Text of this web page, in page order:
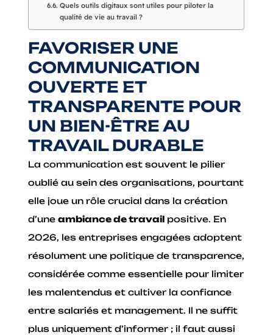
Quels outils digitaux sont utiles pour piloter la
qualité de vie au travail ?
FAVORISER UNE
COMMUNICATION
OUVERTE ET
TRANSPARENTE POUR
UN BIEN-ÊTRE AU
TRAVAIL DURABLE
La communication est souvent le pilier
oublié au sein des organisations, pourtant
elle joue un rôle crucial dans la création
d’uneambiance de travail positive. En
2026, les entreprises engagées adoptent
résolument une politique de transparence,
considérée comme essentielle pour limiter
les malentendus et cultiver la confiance
entre salariés et management. Il ne suffit
plus uniquement d’informer ; il faut aussi